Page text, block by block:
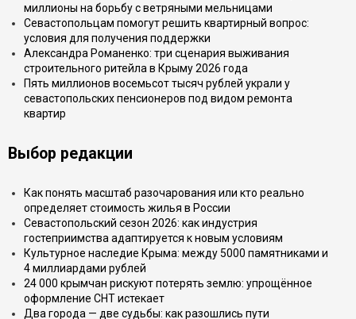
миллионы на борьбу с ветряными мельницами
Севастопольцам помогут решить квартирный вопрос:
условия для получения поддержки
Александра Романенко: три сценария выживания
строительного ритейла в Крыму 2026 года
Пять миллионов восемьсот тысяч рублей украли у
севастопольских пенсионеров под видом ремонта
квартир
Выбор редакции
Как понять масштаб разочарования или кто реально
определяет стоимость жилья в России
Севастопольский сезон 2026: как индустрия
гостеприимства адаптируется к новым условиям
Культурное наследие Крыма: между 5000 памятниками и
4 миллиардами рублей
24 000 крымчан рискуют потерять землю: упрощённое
оформление СНТ истекает
Два города — две судьбы: как разошлись пути